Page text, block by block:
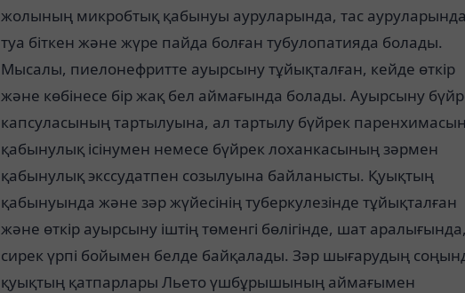
жолының микробтық қабынуы ауруларында, тас
туа біткен және жүре пайда болған тубулопатияда болады.
Мысалы, пиелонефритте ауырсыну тұйықталған, кейде өткір
және көбінесе бір жақ бел аймағында болады. Ауырсыну
капсуласының тартылуына, ал тартылу бүйрек
қабынулық ісінумен немесе бүйрек лоханкасының зәрмен
қабынулық экссудатпен созылуына байланысты. Қуықтың
қабынуында және зәр жүйесінің туберкулезінде тұйықталған
және өткір ауырсыну іштің төменгі бөлігінде, шат аралығында,
сирек үрпі бойымен белде байқалады. Зәр шығарудың
қуықтың қатпарлары Льето үшбұрышының аймағымен